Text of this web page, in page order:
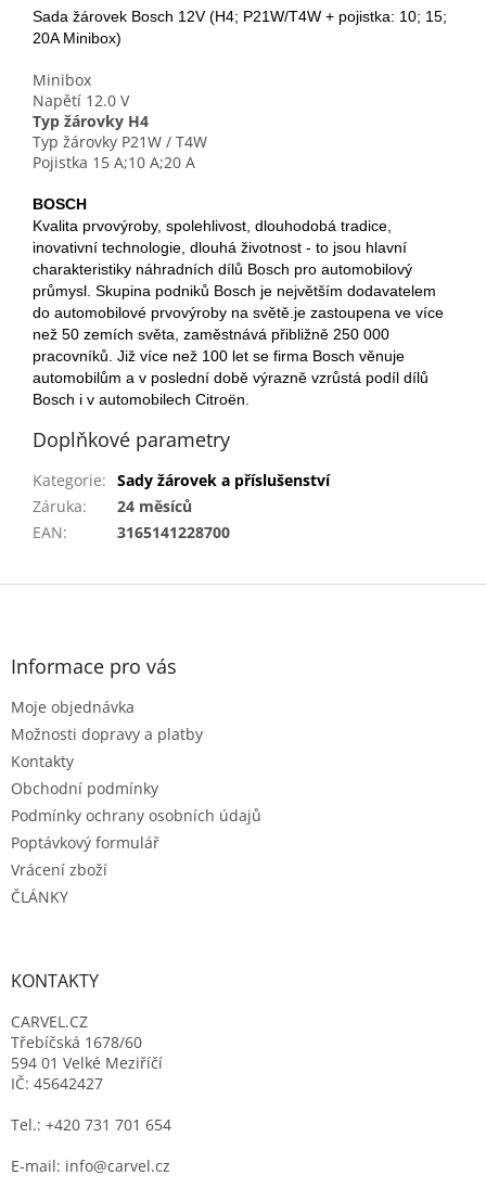
Sada žárovek Bosch 12V (H4; P21W/T4W + pojistka: 10; 15;
20A Minibox)
Minibox
Napětí 12.0 V
Typ žárovky H4
Typ žárovky P21W / T4W
Pojistka 15 A;10 A;20 A
BOSCH
Kvalita prvovýroby, spolehlivost, dlouhodobá tradice,
inovativní technologie, dlouhá životnost - to jsou hlavní
charakteristiky náhradních dílů Bosch pro automobilový
průmysl. Skupina podniků Bosch je největším dodavatelem
do automobilové prvovýroby na světě.je zastoupena ve více
než 50 zemích světa, zaměstnává přibližně 250 000
pracovníků. Již více než 100 let se firma Bosch věnuje
automobilům a v poslední době výrazně vzrůstá podíl dílů
Bosch i v automobilech Citroën.
Doplňkové parametry
Kategorie: Sady žárovek a příslušenství
Záruka:
24 měsíců
EAN: 3165141228700
Z
Informace pro vás
Moje objednávka
Možnosti dopravy a platby
Kontakty
Obchodní podmínky
Podmínky ochrany osobních údajů
Poptávkový formulář
Vrácení zboží
ČLÁNKY
KONTAKTY
CARVEL.CZ
Třebíčská 1678/60
594 01 Velké Meziříčí
IČ: 45642427
Tel.: +420 731 701 654
E-mail: info@carvel.cz